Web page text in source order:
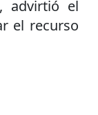
advirtió el
el recurso